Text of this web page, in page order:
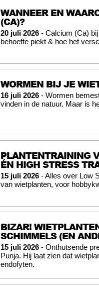
WANNEER EN
(CA)?
20 juli 2026 - Calcium (Ca)
behoefte piekt & hoe het
WORMEN BIJ JE
16 juli 2026 - Wormen
vinden in de natuur. Maar is
PLANTENTRAINING
ÉN HIGH STRESS
15 juli 2026 - Alles over Low
van wietplanten, voor
BIZAR!
SCHIMMELS (EN
15 juli 2026 - Onthutsende
Punja. Hij laat zien dat
endofyten.